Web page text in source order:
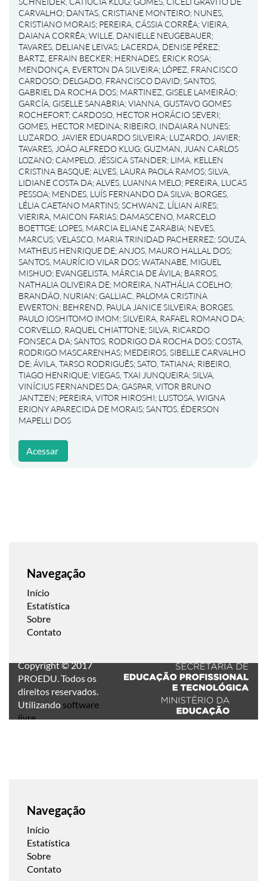
CARVALHO; DANTAS, CRISTIANE MONTEIRO; NUNES,
CRISTIANO MORAIS; PEREIRA, CÁSSIA CORRÊA;VIEIRA,
DAIANA CORRÊA;WILLE, DANIELLE NEUGEBAUER;
TAVARES, DELIANE LEIVAS; LACERDA, DENISE PÉREZ;
BARTZ, EFRAIN BECKER; HERNADES, ERICK ROSA;
MENDONÇA, EVERTON DA SILVEIRA; LÓPEZ, FRANCISCO
CARDOSO; DELGADO, FRANCISCO DAVID;SANTOS,
GABRIEL DA ROCHA DOS; MARTINEZ, GISELE LAMEIRÃO;
GARCÍA, GISELLE SANABRIA;VIANNA, GUSTAVO GOMES
ROCHEFORT; CARDOSO, HECTOR HORÁCIO SEVERI;
GOMES, HECTOR MEDINA; RIBEIRO, INDAIARA NUNES;
LUZARDO, JAVIER EDUARDO SILVEIRA; LUZARDO, JAVIER;
TAVARES, JOÃO ALFREDO KLUG; GUZMAN, JUAN CARLOS
LOZANO; CAMPELO, JÉSSICA STANDER; LIMA, KELLEN
CRISTINA BASQUE;ALVES, LAURA PAOLA RAMOS;SILVA,
LIDIANE COSTA DA;ALVES, LUANNA MELO; PEREIRA, LUCAS
PESSOA; MENDES, LUÍS FERNANDO DA SILVA; BORGES,
LÉLIA CAETANO MARTINS;SCHWANZ, LÍLIAN AIRES;
VIERIRA, MAICON FARIAS; DAMASCENO, MARCELO
BOETTGE; LOPES, MARCIA ELIANE ZARABIA; NEVES,
MARCUS;VELASCO, MARIA TRINIDAD PACHERREZ;SOUZA,
MATHEUS HENRIQUE DE;ANJOS, MAURO HALLAL DOS;
SANTOS, MAURÍCIO VILAR DOS;WATANABE, MIGUEL
MISHUO; EVANGELISTA, MÁRCIA DE ÁVILA; BARROS,
NATHALIA OLIVEIRA DE; MOREIRA, NATHÁLIA COELHO;
BRANDÃO, NURIAN; GALLIAC, PALOMA CRISTINA
EWERTON; BEHREND, PAULA JANICE SILVEIRA; BORGES,
PAULO IOSHITOMO IMOM;SILVEIRA, RAFAEL ROMANO DA;
CORVELLO, RAQUEL CHIATTONE;SILVA, RICARDO
FONSECA DA;SANTOS, RODRIGO DA ROCHA DOS; COSTA,
RODRIGO MASCARENHAS; MEDEIROS, SIBELLE CARVALHO
DE;ÁVILA, TARSO RODRIGUÊS;SATO, TATIANA; RIBEIRO,
TIAGO HENRIQUE;VIEGAS, TXAI JUNQUEIRA;SILVA,
VINÍCIUS FERNANDES DA; GASPAR, VITOR BRUNO
JANTZEN; PEREIRA, VITOR HIROSHI; LUSTOSA, WIGNA
ERIONY APARECIDA DE MORAIS;SANTOS, ÉDERSON
MAPELLI DOS
Acessar
Navegação
Início
Estatística
Sobre
Contato
Copyright © 2017
PROEDU. Todos os
direitos reservados.
Utilizando software
livre.
Navegação
Início
Estatística
Sobre
Contato